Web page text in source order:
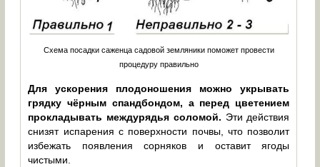
Схема посадки саженца садовой земляники поможет провести
процедуру правильно
Для ускорения плодоношения можно укрывать
грядку чёрным спандбондом, а перед цветением
прокладывать междурядья соломой. Эти действия
снизят испарения с поверхности почвы, что позволит
избежать появления сорняков и оставит ягоды
чистыми.